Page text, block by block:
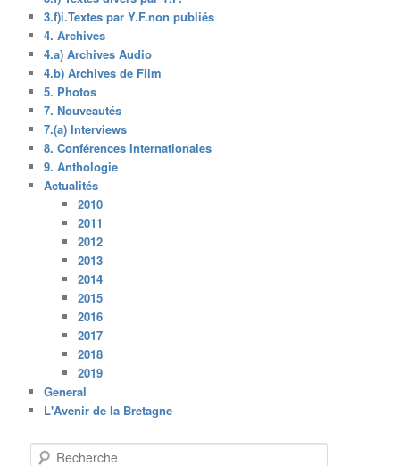
3.f)i.Textes par Y.F.non publiés
4. Archives
4.a) Archives Audio
4.b) Archives de Film
5. Photos
7. Nouveautés
7.(a) Interviews
8. Conférences Internationales
9. Anthologie
Actualités
2010
2011
2012
2013
2014
2015
2016
2017
2018
2019
General
L'Avenir de la Bretagne